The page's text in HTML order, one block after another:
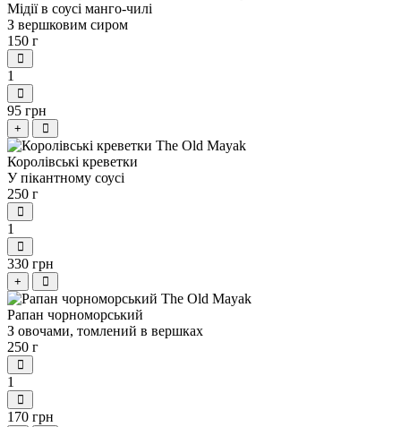
Мідії в соусі манго-чилі
З вершковим сиром
150 г
1
95 грн
+
Королівські креветки
У пікантному соусі
250 г
1
330 грн
+
Рапан чорноморський
З овочами, томлений в вершках
250 г
1
170 грн